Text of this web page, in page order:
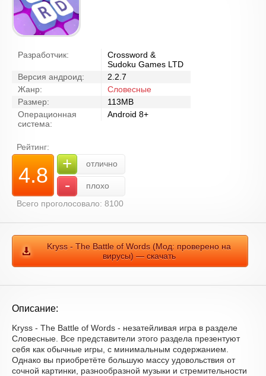
Разработчик:
Crossword &
Sudoku Games LTD
Версия андроид:
2.2.7
Жанр:
Словесные
Размер:
113MB
Операционная
система:
Android 8+
Рейтинг:
4.8 + отлично
-
плохо
Всего проголосовало: 8100
Kryss - The Battle of Words (Мод: проверено на
вирусы) — скачать
Описание:
Kryss - The Battle of Words - незатейливая игра в разделе
Словесные. Все представители этого раздела презентуют
себя как обычные игры, с минимальным содержанием.
Однако вы приобретёте большую массу удовольствия от
сочной картинки, разнообразной музыки и стремительности